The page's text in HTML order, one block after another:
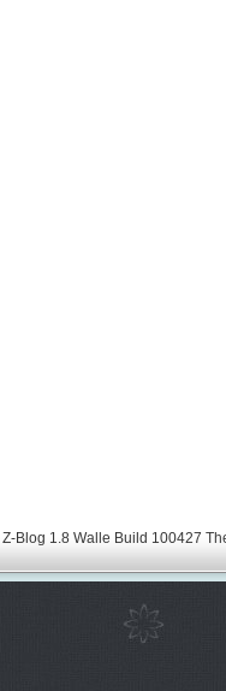
Z-Blog 1.8 Walle Build 100427